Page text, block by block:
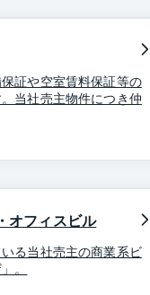
証や空室賃料保証等の
当社売主物件につき仲
オフィスビル
る当社売主の商業系ビ
。